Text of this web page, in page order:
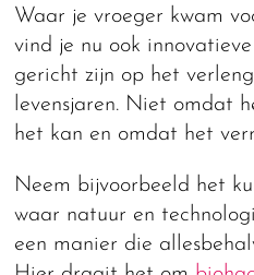
Waar je vroeger kwam
vind je nu ook
gericht zijn op het
levensjaren. Niet omdat
het kan en omdat het
Neem bijvoorbeeld het
waar natuur en
een manier die